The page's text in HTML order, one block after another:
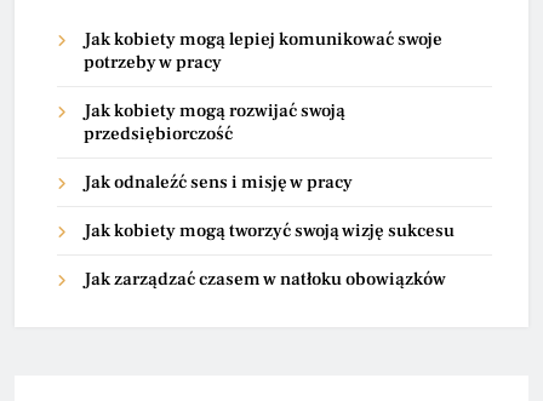
Jak kobiety mogą lepiej komunikować swoje
potrzeby w pracy
Jak kobiety mogą rozwijać swoją
przedsiębiorczość
Jak odnaleźć sens i misję w pracy
Jak kobiety mogą tworzyć swoją wizję sukcesu
Jak zarządzać czasem w natłoku obowiązków